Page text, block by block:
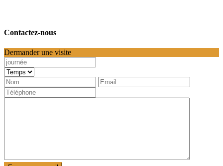
Contactez-nous
Dermander une visite